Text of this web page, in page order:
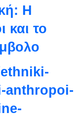
Η
και το
anthropoi-